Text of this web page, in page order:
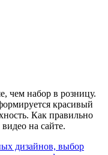
чем набор в розницу.
красивый
Как правильно
на сайте.